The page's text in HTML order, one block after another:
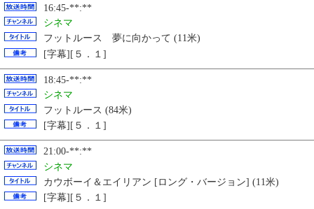
16:45-**:**
シネマ
フットルース 夢に向かって (11米)
[字幕][５．１]
18:45-**:**
シネマ
フットルース (84米)
[字幕][５．１]
21:00-**:**
シネマ
カウボーイ＆エイリアン [ロング・バージョン] (11米)
[字幕][５．１]